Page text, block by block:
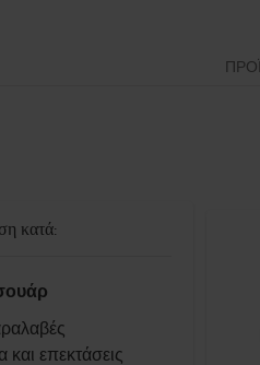
κατά:
και επεκτάσεις